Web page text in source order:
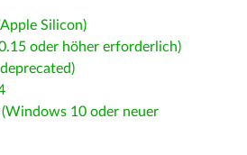
Silicon)
oder höher erforderlich)
10 oder neuer